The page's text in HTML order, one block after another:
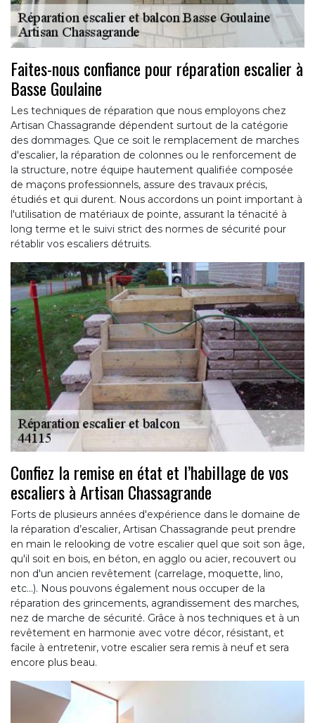
Faites-nous confiance pour réparation escalier à
Basse Goulaine
Les techniques de réparation que nous employons chez
Artisan Chassagrande dépendent surtout de la catégorie
des dommages. Que ce soit le remplacement de marches
d'escalier, la réparation de colonnes ou le renforcement de
la structure, notre équipe hautement qualifiée composée
de maçons professionnels, assure des travaux précis,
étudiés et qui durent. Nous accordons un point important à
l'utilisation de matériaux de pointe, assurant la ténacité à
long terme et le suivi strict des normes de sécurité pour
rétablir vos escaliers détruits.
Confiez la remise en état et l’habillage de vos
escaliers à Artisan Chassagrande
Forts de plusieurs années d'expérience dans le domaine de
la réparation d’escalier, Artisan Chassagrande peut prendre
en main le relooking de votre escalier quel que soit son âge,
qu'il soit en bois, en béton, en agglo ou acier, recouvert ou
non d'un ancien revêtement (carrelage, moquette, lino,
etc...). Nous pouvons également nous occuper de la
réparation des grincements, agrandissement des marches,
nez de marche de sécurité. Grâce à nos techniques et à un
revêtement en harmonie avec votre décor, résistant, et
facile à entretenir, votre escalier sera remis à neuf et sera
encore plus beau.